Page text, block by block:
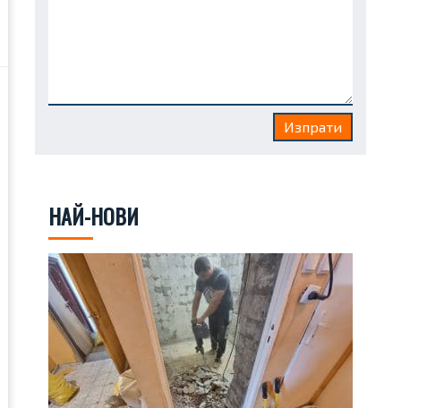
НАЙ-НОВИ